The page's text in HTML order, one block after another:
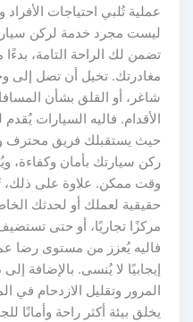
عملية تُلبي احتياجات
ليست مجرد خدمة لركن
تضمن لك الراحة التامة،
مغادرتك. تخيل أن تصل إلى
شاغر، أو القلق بشأن
الأقدام. فاليه السيارات
حيث يستقبلك فريق محترف
ركن سيارتك بأمان وكفاءة،
وقت ممكن. علاوة على ذلك،
حقيقية لعملك أو لحدثك
مركزًا تجاريًا، أو حتى
فاليه يُعزز من مستوى رضا
إيجابيًا لا يُنسى. بالإضافة
المرور وتقليل الازدحام في
يخلق بيئة أكثر راحة وأمانًا